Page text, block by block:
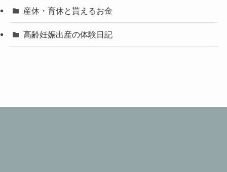
産休・育休と貰えるお金
高齢妊娠出産の体験日記